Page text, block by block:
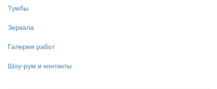
Тумбы
Зеркала
Галерея работ
Шоу-рум и контакты